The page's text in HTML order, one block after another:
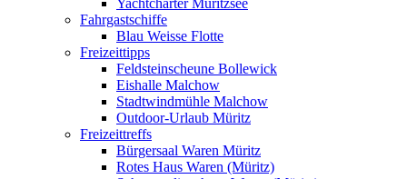
Fahrgastschiffe
Blau Weisse Flotte
Freizeittipps
Feldsteinscheune Bollewick
Eishalle Malchow
Stadtwindmühle Malchow
Outdoor-Urlaub Müritz
Freizeittreffs
Bürgersaal Waren Müritz
Rotes Haus Waren (Müritz)